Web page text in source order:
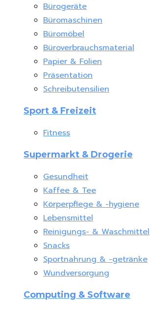
Bürogeräte
Büromaschinen
Büromöbel
Büroverbrauchsmaterial
Papier & Folien
Präsentation
Schreibutensilien
Sport & Freizeit
Fitness
Supermarkt & Drogerie
Gesundheit
Kaffee & Tee
Körperpflege & -hygiene
Lebensmittel
Reinigungs- & Waschmittel
Snacks
Sportnahrung & -getränke
Wundversorgung
Computing & Software